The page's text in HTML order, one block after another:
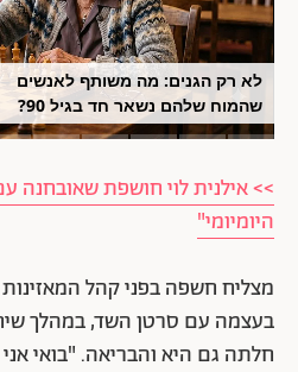
לא רק הגנים: מה משותף לאנשים
שהמוח שלהם נשאר חד בגיל 90?
>> אילנית לוי חושפת שאובחנה
היומיומי"
מצליח חשפה בפני קהל
בעצמה עם סרטן השד, במהלך
חלתה גם היא והבריאה. "בואי